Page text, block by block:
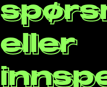
eller